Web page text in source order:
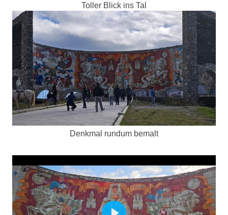
Toller Blick ins Tal
Denkmal rundum bemalt